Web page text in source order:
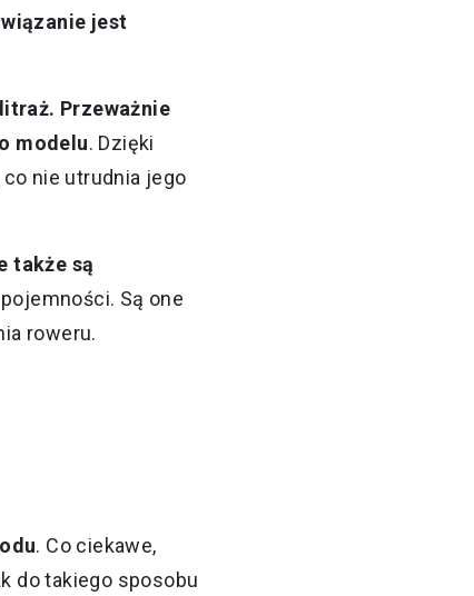
jest
Przeważnie
modelu. Dzięki
nie utrudnia jego
także są
Są one
roweru.
. Co ciekawe,
do takiego sposobu